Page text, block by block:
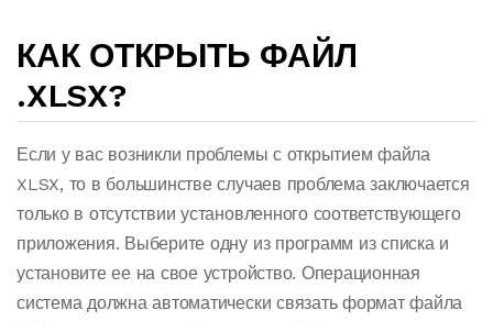
КАК ОТКРЫТЬ ФАЙЛ
.XLSX?
Если у вас возникли проблемы с открытием файла
XLSX, то в большинстве случаев проблема заключается
только в отсутствии установленного соответствующего
приложения. Выберите одну из программ из списка и
установите ее на свое устройство. Операционная
система должна автоматически связать формат файла